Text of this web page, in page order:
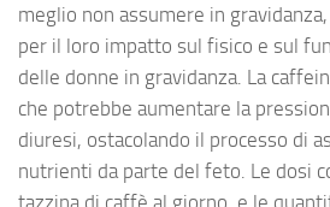
meglio non assumere in
per il loro impatto sul fisico e sul
delle donne in gravidanza. La
che potrebbe aumentare la
diuresi, ostacolando il processo di
nutrienti da parte del feto. Le dosi
tazzina di caffè al giorno, e le